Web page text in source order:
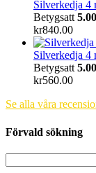
Silverkedja 4
Betygsatt 5.00
kr840.00
Silverkedja 4
Betygsatt 5.00
kr560.00
Se alla våra
Förvald sökning